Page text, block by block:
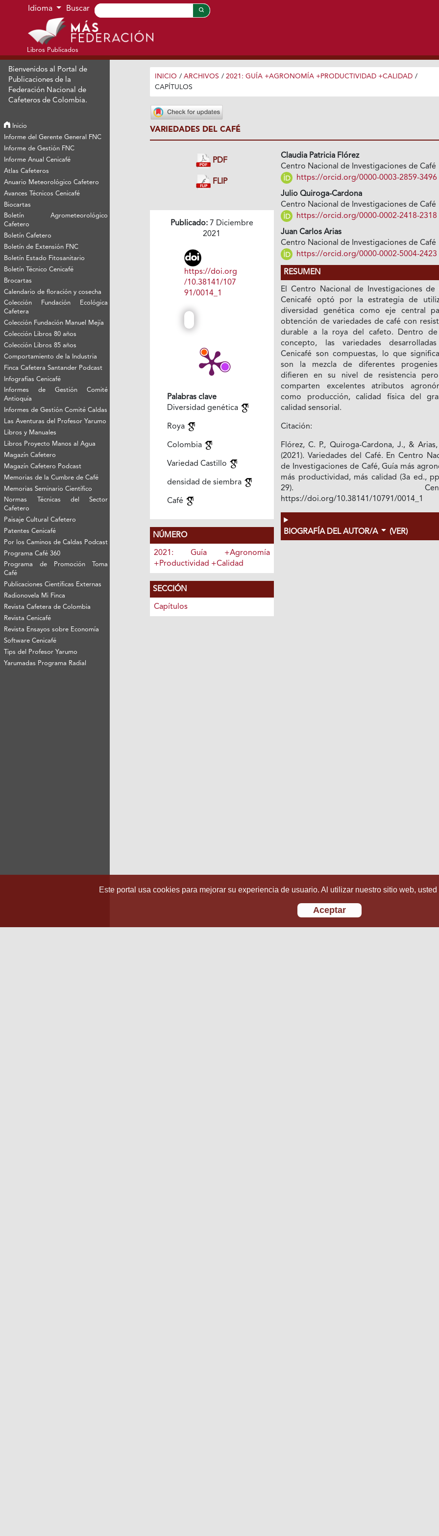
Ir al menú de navegación principal
Ir al contenido principal
Ir al pie de página del sitio
Idioma Buscar
Libros Publicados
Bienvenidos al Portal de
Publicaciones de la
Federación Nacional de
Cafeteros de Colombia.
Inicio
Informe del Gerente General FNC
Informe de Gestión FNC
Informe Anual Cenicafé
Atlas Cafeteros
Anuario Meteorológico Cafetero
Avances Técnicos Cenicafé
Biocartas
Boletín Agrometeorológico
Cafetero
Boletín Cafetero
Boletín de Extensión FNC
Boletín Estado Fitosanitario
Boletín Técnico Cenicafé
Brocartas
Calendario de floración y cosecha
Colección Fundación Ecológica
Cafetera
Colección Fundación Manuel Mejía
Colección Libros 80 años
Colección Libros 85 años
Comportamiento de la Industria
Finca Cafetera Santander Podcast
Infografías Cenicafé
Informes de Gestión Comité
Antioquía
Informes de Gestión Comité Caldas
Las Aventuras del Profesor Yarumo
Libros y Manuales
Libros Proyecto Manos al Agua
Magazín Cafetero
Magazín Cafetero Podcast
Memorias de la Cumbre de Café
Memorias Seminario Científico
Normas Técnicas del Sector
Cafetero
Paisaje Cultural Cafetero
Patentes Cenicafé
Por los Caminos de Caldas Podcast
Programa Café 360
Programa de Promoción Toma
Café
Publicaciones Científicas Externas
Radionovela Mi Finca
Revista Cafetera de Colombia
Revista Cenicafé
Revista Ensayos sobre Economía
Software Cenicafé
Tips del Profesor Yarumo
Yarumadas Programa Radial
INICIO / ARCHIVOS / 2021: GUÍA +AGRONOMÍA +PRODUCTIVIDAD +CALIDAD /
CAPÍTULOS
VARIEDADES DEL CAFÉ
PDF
FLIP
Publicado:7 Diciembre
2021
https://doi.org
/10.38141/107
91/0014_1
Palabras clave
Diversidad genética
Roya
Colombia
Variedad Castillo
densidad de siembra
Café
NÚMERO
2021: Guía +Agronomía
+Productividad +Calidad
SECCIÓN
Capítulos
Claudia Patricia Flórez
Centro Nacional de Investigaciones de Café
https://orcid.org/0000-0003-2859-3496
Julio Quiroga-Cardona
Centro Nacional de Investigaciones de Café
https://orcid.org/0000-0002-2418-2318
Juan Carlos Arias
Centro Nacional de Investigaciones de Café
https://orcid.org/0000-0002-5004-2423
RESUMEN
El Centro Nacional de Investigaciones de
Cenicafé optó por la estrategia de
diversidad genética como eje central
obtención de variedades de café con
durable a la roya del cafeto. Dentro de
concepto, las variedades
Cenicafé son compuestas, lo que
son la mezcla de diferentes
difieren en su nivel de resistencia
comparten excelentes atributos
como producción, calidad física del
calidad sensorial.
Citación:
Flórez, C. P., Quiroga-Cardona, J., &
(2021). Variedades del Café. En Centro
de Investigaciones de Café, Guía más
más productividad, más calidad (3a ed.,
29).
https://doi.org/10.38141/10791/0014_1
BIOGRAFÍA DEL AUTOR/A (VER)
Este portal usa cookies para mejorar su experiencia de usuario. Al utilizar nuestro sitio web,
Aceptar